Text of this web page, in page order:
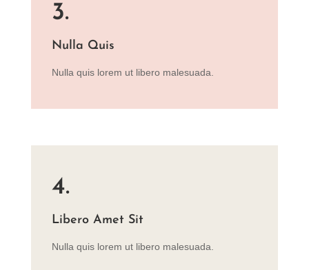
3.
Nulla Quis
Nulla quis lorem ut libero malesuada.
4.
Libero Amet Sit
Nulla quis lorem ut libero malesuada.